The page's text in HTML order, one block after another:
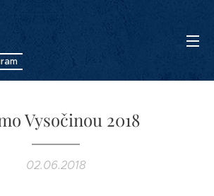
Vysočinou 2018
02.06.2018